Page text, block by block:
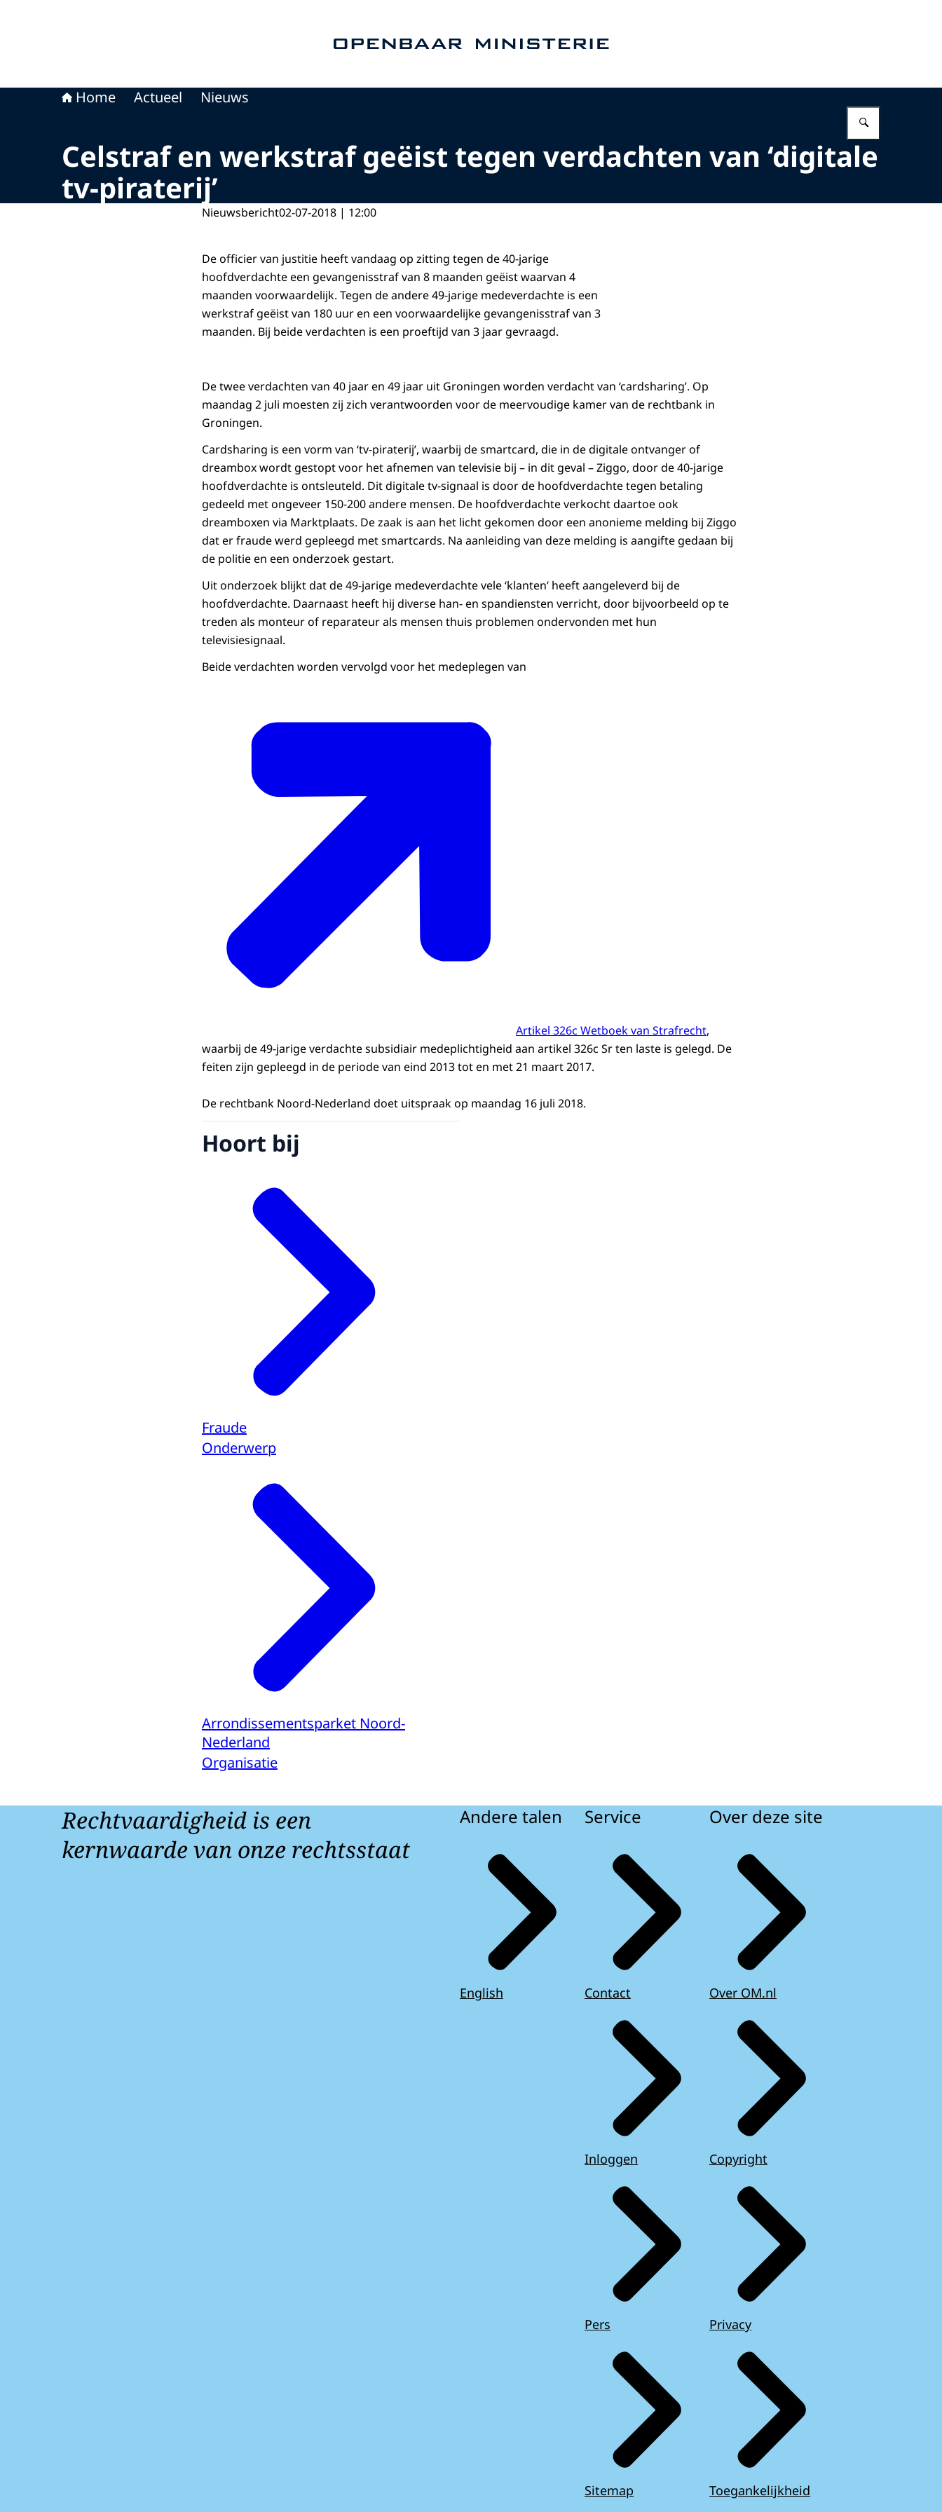
Home Actueel Nieuws
Celstraf en werkstraf geëist tegen verdachten van ‘digitale
tv-piraterij’
Nieuwsbericht02-07-2018 | 12:00
De officier van justitie heeft vandaag op zitting tegen de 40-jarige
hoofdverdachte een gevangenisstraf van 8 maanden geëist waarvan 4
maanden voorwaardelijk. Tegen de andere 49-jarige medeverdachte is een
werkstraf geëist van 180 uur en een voorwaardelijke gevangenisstraf van 3
maanden. Bij beide verdachten is een proeftijd van 3 jaar gevraagd.
De twee verdachten van 40 jaar en 49 jaar uit Groningen worden verdacht van ‘cardsharing’. Op
maandag 2 juli moesten zij zich verantwoorden voor de meervoudige kamer van de rechtbank in
Groningen.
Cardsharing is een vorm van ‘tv-piraterij’, waarbij de smartcard, die in de digitale ontvanger of
dreambox wordt gestopt voor het afnemen van televisie bij – in dit geval – Ziggo, door de 40-jarige
hoofdverdachte is ontsleuteld. Dit digitale tv-signaal is door de hoofdverdachte tegen betaling
gedeeld met ongeveer 150-200 andere mensen. De hoofdverdachte verkocht daartoe ook
dreamboxen via Marktplaats. De zaak is aan het licht gekomen door een anonieme melding bij Ziggo
dat er fraude werd gepleegd met smartcards. Na aanleiding van deze melding is aangifte gedaan bij
de politie en een onderzoek gestart.
Uit onderzoek blijkt dat de 49-jarige medeverdachte vele ‘klanten’ heeft aangeleverd bij de
hoofdverdachte. Daarnaast heeft hij diverse han- en spandiensten verricht, door bijvoorbeeld op te
treden als monteur of reparateur als mensen thuis problemen ondervonden met hun
televisiesignaal.
Beide verdachten worden vervolgd voor het medeplegen van
Artikel 326c Wetboek van Strafrecht,
waarbij de 49-jarige verdachte subsidiair medeplichtigheid aan artikel 326c Sr ten laste is gelegd. De
feiten zijn gepleegd in de periode van eind 2013 tot en met 21 maart 2017.
De rechtbank Noord-Nederland doet uitspraak op maandag 16 juli 2018.
Hoort bij
Fraude
Onderwerp
Arrondissementsparket Noord-
Nederland
Organisatie
Rechtvaardigheid is een
kernwaarde van onze rechtsstaat
Andere talen
English
Service
Contact
Inloggen
Pers
Sitemap
Over deze site
Over OM.nl
Copyright
Privacy
Toegankelijkheid